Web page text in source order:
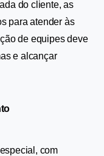
do cliente, as
para atender às
de equipes deve
e alcançar
com